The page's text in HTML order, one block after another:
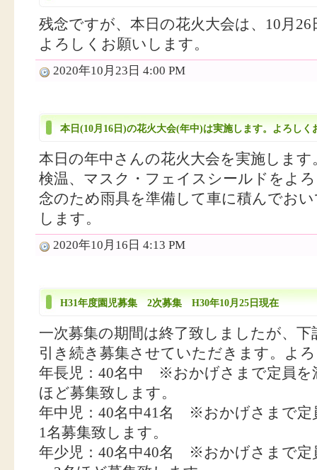
残念ですが、本日の花火大会は、10月
よろしくお願いします。
2020年10月23日 4:00 PM
本日(10月16日)の花火大会(年中)は実施します。よろしく
本日の年中さんの花火大会を実施します
検温、マスク・フェイスシールドをよ
念のため雨具を準備して車に積んでお
します。
2020年10月16日 4:13 PM
H31年度園児募集 2次募集 H30年10月25日現在
一次募集の期間は終了致しましたが、
引き続き募集させていただきます。よ
年長児：40名中 ※おかげさまで定員を
ほど募集致します。
年中児：40名中41名 ※おかげさまで定
1名募集致します。
年少児：40名中40名 ※おかげさまで定